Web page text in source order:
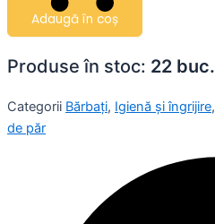
Adaugă în coș
Produse în stoc: 22 buc.
Categorii Bărbați, Igienă și îngrijire,
de păr